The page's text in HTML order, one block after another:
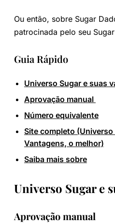
Ou então, sobre Sugar
patrocinada pelo seu
Guia Rápido
Universo Sugar e suas
Aprovação manual
Número equivalente
Site completo (Universo
Vantagens, o melhor)
Saiba mais sobre
Universo Sugar e
Aprovação manual